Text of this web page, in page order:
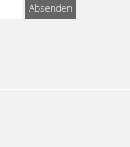
Absenden